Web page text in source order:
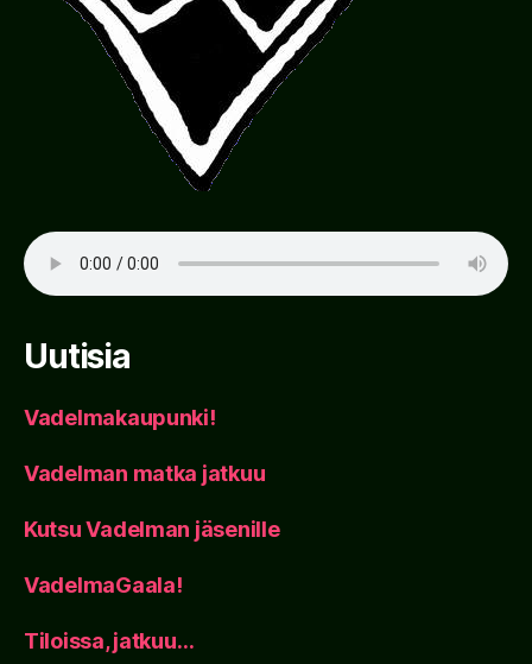
Uutisia
Vadelmakaupunki!
Vadelman matka jatkuu
Kutsu Vadelman jäsenille
VadelmaGaala!
Tiloissa, jatkuu…